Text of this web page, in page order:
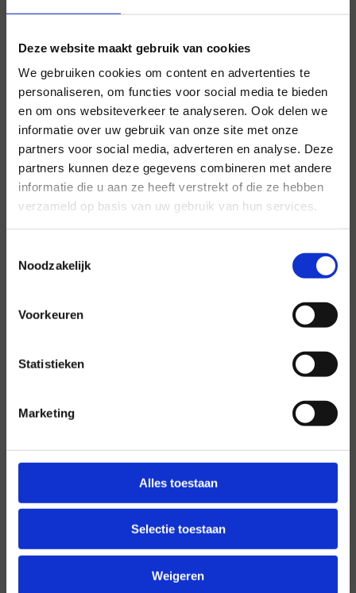
Deze website maakt gebruik van cookies
We gebruiken cookies om content en advertenties te
personaliseren, om functies voor social media te bieden
en om ons websiteverkeer te analyseren. Ook delen we
informatie over uw gebruik van onze site met onze
partners voor social media, adverteren en analyse. Deze
partners kunnen deze gegevens combineren met andere
informatie die u aan ze heeft verstrekt of die ze hebben
verzameld op basis van uw gebruik van hun services.
Noodzakelijk
Voorkeuren
Statistieken
Marketing
Alles toestaan
Selectie toestaan
Weigeren
Voor al uw evenementen en
partijen
Hansen Evenementen is uw partner voor
Hansen Dranken sinds 1947
Al ruim 75 jaar uw grote onafhankelijke